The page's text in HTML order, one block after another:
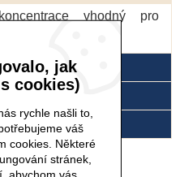
vhodný pro
jak
cookies)
rychle našli to,
váš
cookies. Některé
stránek,
abychom vás